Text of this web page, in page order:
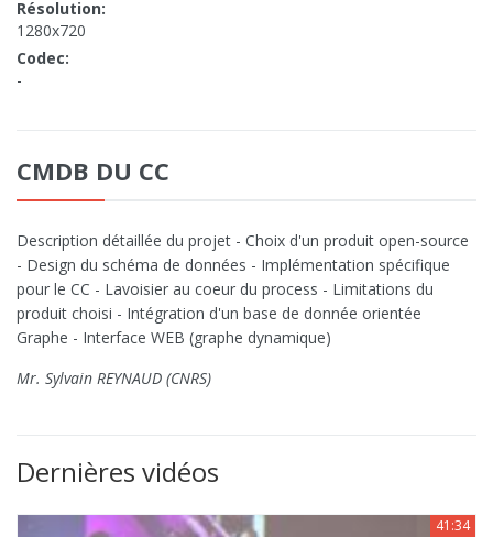
Résolution:
1280x720
Codec:
-
CMDB DU CC
Description détaillée du projet - Choix d'un produit open-source
- Design du schéma de données - Implémentation spécifique
pour le CC - Lavoisier au coeur du process - Limitations du
produit choisi - Intégration d'un base de donnée orientée
Graphe - Interface WEB (graphe dynamique)
Mr. Sylvain REYNAUD (CNRS)
Dernières vidéos
41:34